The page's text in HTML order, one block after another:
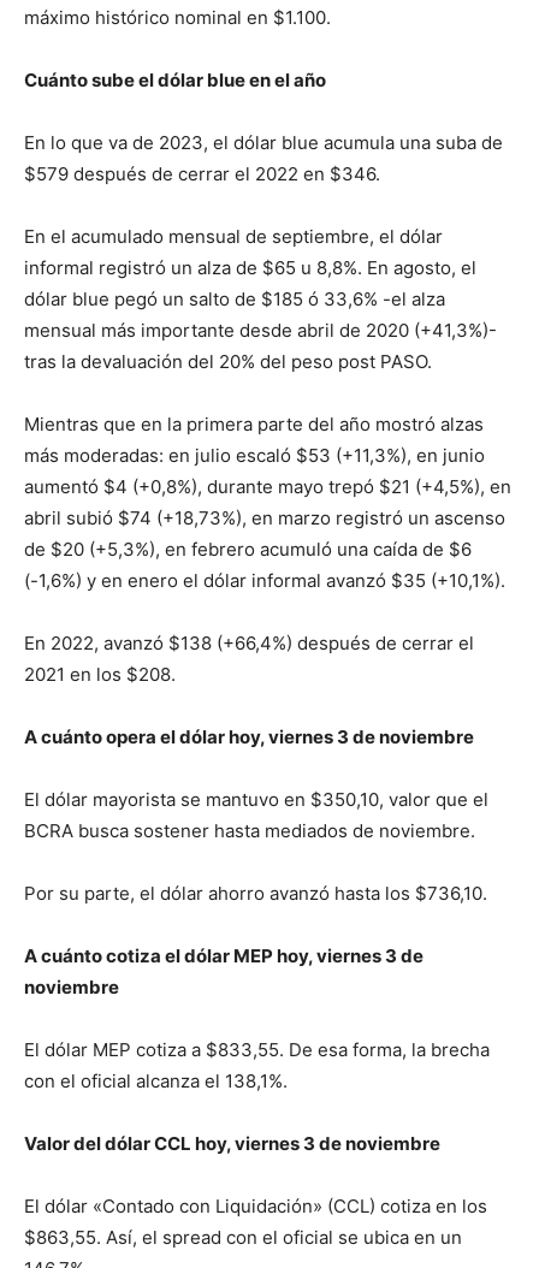
máximo histórico nominal en $1.100.
Cuánto sube el dólar blue en el año
En lo que va de 2023, el dólar blue acumula una suba de
$579 después de cerrar el 2022 en $346.
En el acumulado mensual de septiembre, el dólar
informal registró un alza de $65 u 8,8%. En agosto, el
dólar blue pegó un salto de $185 ó 33,6% -el alza
mensual más importante desde abril de 2020 (+41,3%)-
tras la devaluación del 20% del peso post PASO.
Mientras que en la primera parte del año mostró alzas
más moderadas: en julio escaló $53 (+11,3%), en junio
aumentó $4 (+0,8%), durante mayo trepó $21 (+4,5%), en
abril subió $74 (+18,73%), en marzo registró un ascenso
de $20 (+5,3%), en febrero acumuló una caída de $6
(-1,6%) y en enero el dólar informal avanzó $35 (+10,1%).
En 2022, avanzó $138 (+66,4%) después de cerrar el
2021 en los $208.
A cuánto opera el dólar hoy, viernes 3 de noviembre
El dólar mayorista se mantuvo en $350,10, valor que el
BCRA busca sostener hasta mediados de noviembre.
Por su parte, el dólar ahorro avanzó hasta los $736,10.
A cuánto cotiza el dólar MEP hoy, viernes 3 de
noviembre
El dólar MEP cotiza a $833,55. De esa forma, la brecha
con el oficial alcanza el 138,1%.
Valor del dólar CCL hoy, viernes 3 de noviembre
El dólar «Contado con Liquidación» (CCL) cotiza en los
$863,55. Así, el spread con el oficial se ubica en un